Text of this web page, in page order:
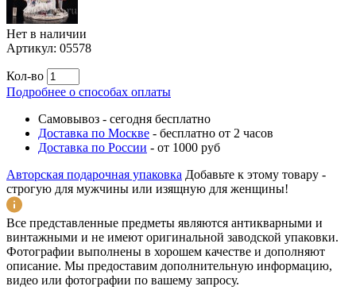
Нет в наличии
Артикул: 05578
Кол-во
Подробнее о способах оплаты
Самовывоз - сегодня бесплатно
Доставка по Москве - бесплатно от 2 часов
Доставка по России - от 1000 руб
Авторская подарочная упаковка Добавьте к этому товару -
строгую для мужчины или изящную для женщины!
Все представленные предметы являются антикварными и
винтажными и не имеют оригинальной заводской упаковки.
Фотографии выполнены в хорошем качестве и дополняют
описание. Мы предоставим дополнительную информацию,
видео или фотографии по вашему запросу.